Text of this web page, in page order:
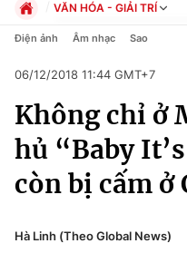
Chuyên mục
Chính trị
Xã hội
Pháp luật
VĂN HÓA - GIẢI TRÍ
Chính trị
Pháp luật
Kinh tế
Thể thao
Truyền hình
Văn hóa - Giải trí
Y tế
Công nghệ
Điện ảnh Âm nhạc Sao
06/12/2018 11:44 GMT+7
Không chỉ ở
hủ “Baby
còn bị cấm ở
Hà Linh (Theo Global News)